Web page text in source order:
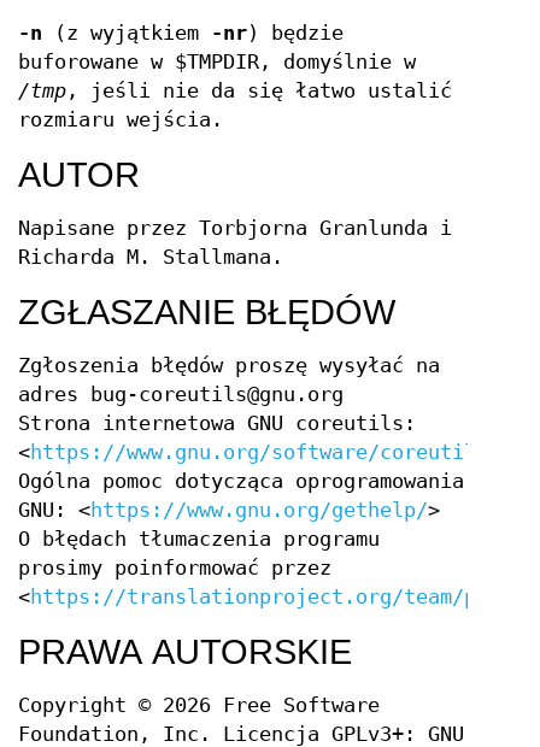
-n (z wyjątkiem -nr) będzie
buforowane w $TMPDIR, domyślnie w
/tmp , jeśli nie da się łatwo ustalić
rozmiaru wejścia.
AUTOR
Napisane przez Torbjorna Granlunda i
Richarda M. Stallmana.
ZGŁASZANIE BŁĘDÓW
Zgłoszenia błędów proszę wysyłać na
adres bug-coreutils@gnu.org
Strona internetowa GNU coreutils:
<https://www.gnu.org/software/coreutils/
Ogólna pomoc dotycząca oprogramowania
GNU: <https://www.gnu.org/gethelp/>
O błędach tłumaczenia programu
prosimy poinformować przez
<https://translationproject.org/team/
PRAWA AUTORSKIE
Copyright © 2026 Free Software
Foundation, Inc. Licencja GPLv3+: GNU